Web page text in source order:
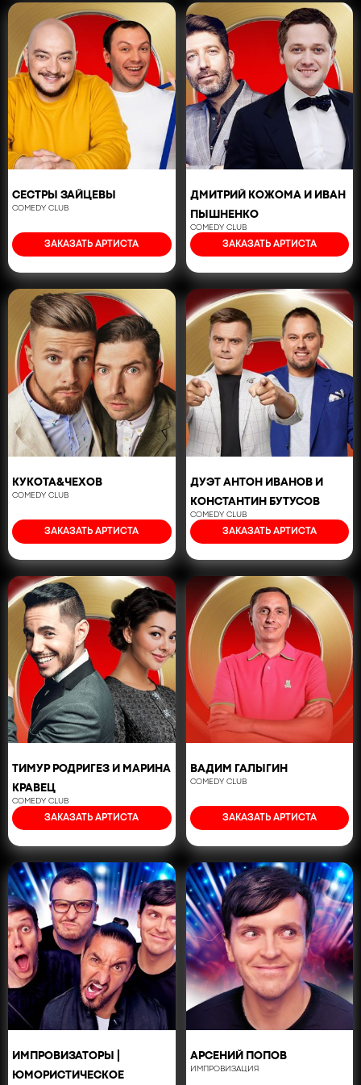
СЕСТРЫ ЗАЙЦЕВЫ
COMEDY CLUB
ЗАКАЗАТЬ АРТИСТА
ДМИТРИЙ КОЖОМА И ИВАН
ПЫШНЕНКО
COMEDY CLUB
ЗАКАЗАТЬ АРТИСТА
КУКОТА&ЧЕХОВ
COMEDY CLUB
ЗАКАЗАТЬ АРТИСТА
ДУЭТ АНТОН ИВАНОВ И
КОНСТАНТИН БУТУСОВ
COMEDY CLUB
ЗАКАЗАТЬ АРТИСТА
ТИМУР РОДРИГЕЗ И МАРИНА
КРАВЕЦ
COMEDY CLUB
ЗАКАЗАТЬ АРТИСТА
ВАДИМ ГАЛЫГИН
COMEDY CLUB
ЗАКАЗАТЬ АРТИСТА
ИМПРОВИЗАТОРЫ |
ЮМОРИСТИЧЕСКОЕ
АРСЕНИЙ ПОПОВ
ИМПРОВИЗАЦИЯ